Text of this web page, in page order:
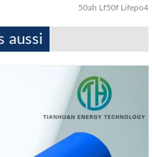
50ah Lf50f Lifepo4
aussi